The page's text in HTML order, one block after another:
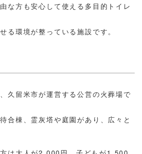
な方も安心して使える多目的トイレ
る環境が整っている施設です。
久留米市が運営する公営の火葬場で
合棟、霊灰塔や庭園があり、広々と